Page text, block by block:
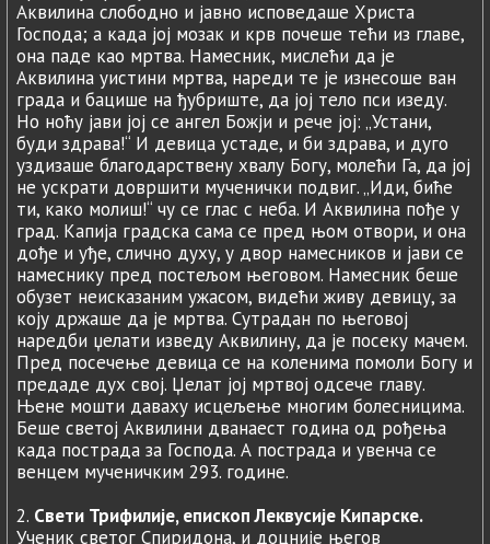
Аквилина слободно и јавно исповедаше Христа
Господа; а када јој мозак и крв почеше тећи из главе,
она паде као мртва. Намесник, мислећи да је
Аквилина уистини мртва, нареди те је изнесоше ван
града и бацише на ђубриште, да јој тело пси изеду.
Но ноћу јави јој се ангел Божји и рече јој: „Устани,
буди здрава!“ И девица устаде, и би здрава, и дуго
уздизаше благодарствену хвалу Богу, молећи Га, да јој
не ускрати довршити мученички подвиг. „Иди, биће
ти, како молиш!“ чу се глас с неба. И Аквилина пође у
град. Капија градска сама се пред њом отвори, и она
дође и уђе, слично духу, у двор намесников и јави се
намеснику пред постељом његовом. Намесник беше
обузет неисказаним ужасом, видећи живу девицу, за
коју држаше да је мртва. Сутрадан по његовој
наредби џелати изведу Аквилину, да је посеку мачем.
Пред посечење девица се на коленима помоли Богу и
предаде дух свој. Џелат јој мртвој одсече главу.
Њене мошти даваху исцељење многим болесницима.
Беше светој Аквилини дванаест година од рођења
када пострада за Господа. А пострада и увенча се
венцем мученичким 293. године.
2. Свети Трифилије, епископ Леквусије Кипарске.
Ученик светог Спиридона, и доцније његов